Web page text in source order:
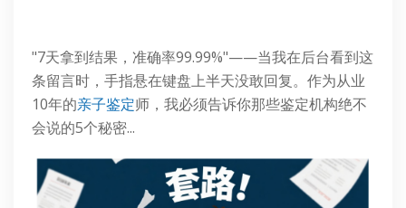
"7天拿到结果，准确率99.99%"——当我在后台看到这
条留言时，手指悬在键盘上半天没敢回复。作为从业
10年的亲子鉴定师，我必须告诉你那些鉴定机构绝不
会说的5个秘密...